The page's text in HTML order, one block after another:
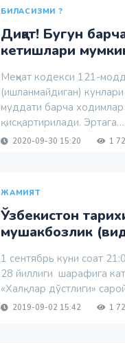
БИЛАСИЗМИ ?
Диққат! Бугун
кетишлари
Меҳнат кодекси 121-
(ишланмайдиган)
муддати барча
қисқартирилади.
2020-09-30 15:20 1
ЖАМИЯТ
Ўзбекистон
мушакбозлик
1 сентябрь куни соат
28 йиллиги шарафига
«Халқлар дўстлиги»
2019-09-02 15:42 1